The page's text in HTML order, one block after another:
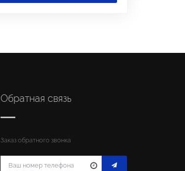
Обратная связь
Заказ обратного звонка